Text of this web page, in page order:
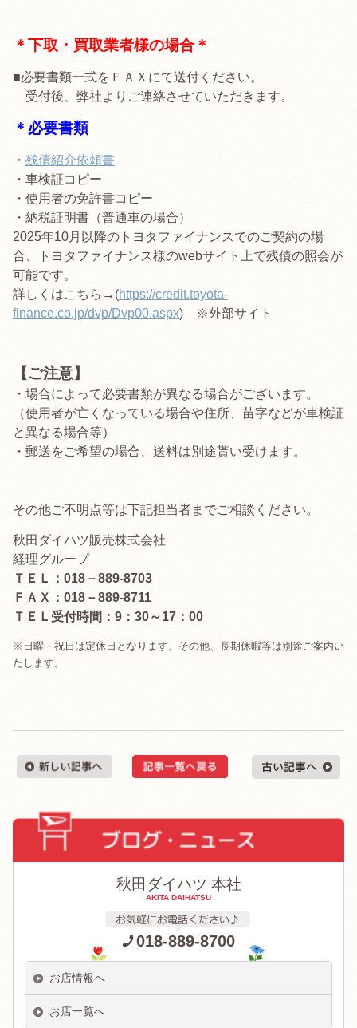
＊下取・買取業者様の場合＊
■必要書類一式をＦＡＸにて送付ください。
受付後、弊社よりご連絡させていただきます。
＊必要書類
・ 残債紹介依頼書
・車検証コピー
・使用者の免許書コピー
・納税証明書（普通車の場合）
2025年10月以降のトヨタファイナンスでのご契約の場
合、トヨタファイナンス様のwebサイト上で残債の照会が
可能です。
詳しくはこちら→(https://credit.toyota-
finance.co.jp/dvp/Dvp00.aspx) ※外部サイト
【ご注意】
・場合によって必要書類が異なる場合がございます。
（使用者が亡くなっている場合や住所、苗字などが車検証
と異なる場合等）
・郵送をご希望の場合、送料は別途貰い受けます。
その他ご不明点等は下記担当者までご相談ください。
秋田ダイハツ販売株式会社
経理グループ
ＴＥＬ：018－889-8703
ＦＡＸ：018－889-8711
ＴＥＬ受付時間：9：30～17：00
※日曜・祝日は定休日となります。 その他、長期休暇等は別途ご案内い
たします。
秋田ダイハツ 本社
AKITA DAIHATSU
018-889-8700
お店情報へ
お店一覧へ